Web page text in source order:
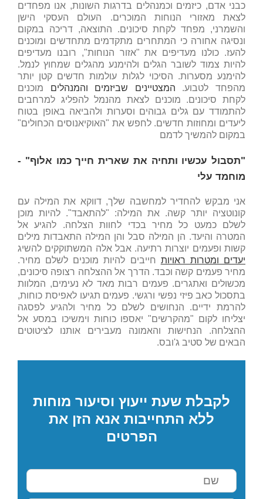
כבני אדם, כיזמים וכמנהלים בדרגות השונות, אנו מפחדים
לצאת מאזורי הנוחות המוכרים. העולם העסקי הישן
והשמרני, מפחד לקחת סיכונים. התוצאה, דריכה במקום
ונסיגה אחורה כי המתחרים מתקדמים מתחדשים ומוכנים
להעז. כולנו מעדיפים את "אזור הנוחות", רובנו מעדיפים
להיות צמוד לשובר הגלים ולהימנע מהגלים שמחוץ לנמל.
להימנע מסערות. הסיכוי לגלות עולמות חדשים קטן יותר
מהפחד לטבוע. המצטיינים שביזמים והמנהלים מוכנים
לקחת סיכונים. מוכנים לצאת מהנמל להפליג למרחבים
להתמודד עם גלים גבוהים וסערות ולהביאה באופן בטוח
ליעדים ומחוזות חדשים. לחפש את "האוקיאנוסים הכחולים"
במקום להמשיך לדמם
"תסבול עכשיו ותחיה את שארית חייך כמו אלוף" -
מוחמד עלי
אני מבקש להחדיר למחשבה שלך, דווקא את המילה עם
קונוטציה יותר קשה. את המילה: "להתאבד". להיות מוכן
לשלם כמעט כל מחיר בכדי לחוות הצלחה. להגיע אל
המטרה והיעד. הן המילה סבל והן המילה התאבדות מילים
קשות ופעמים יוצרות רתיעה. אבל אלה המשתוקקים להשיג
יעדים ומטרות ראויות חייבים להיות מוכנים לשלם מחיר.
מחיר פעמים קשה וכבד. הדרך אל ההצלחה רצופה סיכונים,
מכשולים ואתגרים. פעמים רבות מאד לא נעימים, המלוות
בתסכול כאב פיזי נפשי ורגשי. פעמים תגיעו לאפיסת כוחות,
להרמת ידיים. הנחושים לשלם כל מחיר ולהגיע לפסגה
יצליחו לקום "מהקרשים" יאספו כוחות וימשיכו במסע אל
ההצלחה. הנחישות והאמונה מעבירים אותנו לציטוטים
הבאים של סטיב ג'ובס.
לקבלת שעת ייעוץ וסיעור מוחות
ללא התחייבות אנא הזן את
הפרטים